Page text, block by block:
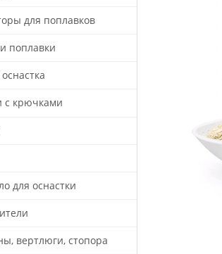
для поплавков
поплавки
с крючками
для оснастки
вертлюги, стопора